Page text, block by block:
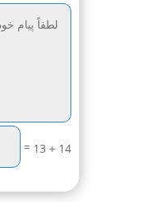
14 + 13
=